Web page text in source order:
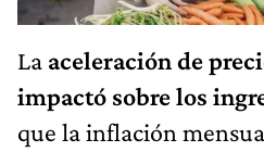
La aceleración de
impactó sobre los
que la inflación